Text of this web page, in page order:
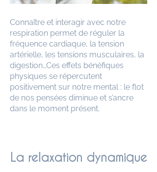
Connaître et interagir avec notre
respiration permet de réguler la
fréquence cardiaque, la tension
artérielle, les tensions musculaires, la
digestion…Ces effets bénéfiques
physiques se répercutent
positivement sur notre mental : le flot
de nos pensées diminue et s’ancre
dans le moment présent.
La relaxation dynamique